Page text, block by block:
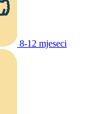
8-12 mjeseci